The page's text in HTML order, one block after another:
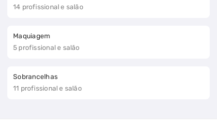
14 profissional e salão
Maquiagem
5 profissional e salão
Sobrancelhas
11 profissional e salão